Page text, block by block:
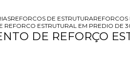
REFORCOS DE ESTRUTURAREFORCOS
REFORCO ESTRUTURAL EM PREDIO DE
DE REFORÇO